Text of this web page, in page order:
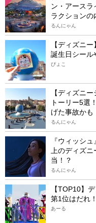
ン・アース
ラクションの
るんにゃん
【ディズニ
誕生日シール
ぴょこ
【ディズニ
トーリー5選
げた事故かも
るんにゃん
『ウィッシ
上のディズ
当！？
るんにゃん
【TOP10】
第1位はだれ
あーる